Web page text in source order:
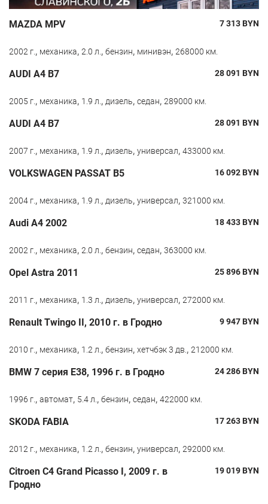
MAZDA MPV 7 313BYN
2002 г., механика, 2.0 л., бензин, минивэн, 268000 км.
AUDI A4 B7 28 091 BYN
2005 г., механика, 1.9 л., дизель, седан, 289000 км.
AUDI A4 B7 28 091 BYN
2007 г., механика, 1.9 л., дизель, универсал, 433000 км.
VOLKSWAGEN PASSAT B5 16 092BYN
2004 г., механика, 1.9 л., дизель, универсал, 321000 км.
Audi A4 2002 18 433BYN
2002 г., механика, 2.0 л., бензин, седан, 363000 км.
Opel Astra 2011 25 896BYN
2011 г., механика, 1.3 л., дизель, универсал, 272000 км.
Renault Twingo II, 2010 г. в Гродно 9 947BYN
2010 г., механика, 1.2 л., бензин, хетчбэк 3 дв., 212000 км.
BMW 7 серия E38, 1996 г. в Гродно 24 286BYN
1996 г., автомат, 5.4 л., бензин, седан, 422000 км.
SKODA FABIA 17 263BYN
2012 г., механика, 1.2 л., бензин, универсал, 292000 км.
Citroen C4 Grand Picasso I, 2009 г. в
Гродно
19 019BYN